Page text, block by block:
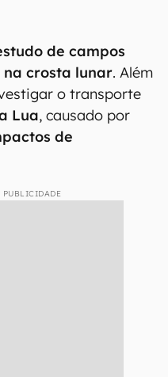
de campos
na crosta lunar. Além
o transporte
Lua, causado por
de
PUBLICIDADE